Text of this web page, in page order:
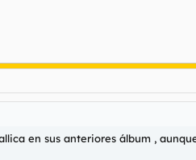
en sus anteriores álbum ,